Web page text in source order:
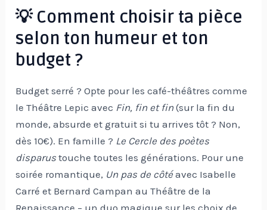
💡 Comment choisir ta pièce
selon ton humeur et ton
budget ?
Budget serré ? Opte pour les café-théâtres comme
le Théâtre Lepic avec Fin, fin et fin (sur la fin du
monde, absurde et gratuit si tu arrives tôt ? Non,
dès 10€). En famille ? Le Cercle des poètes
disparus touche toutes les générations. Pour une
soirée romantique, Un pas de côtéavec Isabelle
Carré et Bernard Campan au Théâtre de la
Renaissance – un duo magique sur les choix de